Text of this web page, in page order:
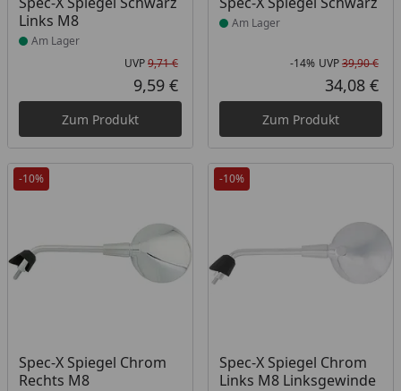
Links M8
Am Lager
Ursprünglicher Preis
UVP9,71 €
Aktueller Preis
9,59 €
Zum Produkt
Am Lager
-14% UVP39,90 €
34,08 €
Zum Produkt
-10%
Spec-X Spiegel Chrom
Rechts M8
Produkt am Lager
-10%
Spec-X Spiegel Chrom
Links M8 Linksgewinde
Produkt am Lager